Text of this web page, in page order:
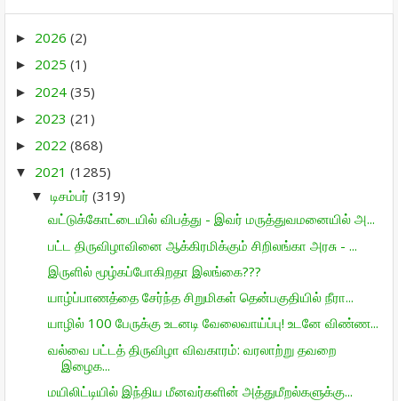
► 2026 (2)
► 2025 (1)
► 2024 (35)
► 2023 (21)
► 2022 (868)
▼ 2021 (1285)
▼ டிசம்பர் (319)
வட்டுக்கோட்டையில் விபத்து - இவர் மருத்துவமனையில் அ...
பட்ட திருவிழாவினை ஆக்கிரமிக்கும் சிறிலங்கா அரசு - ...
இருளில் மூழ்கப்போகிறதா இலங்கை???
யாழ்ப்பாணத்தை சேர்ந்த சிறுமிகள் தென்பகுதியில் நீரா...
யாழில் 100 பேருக்கு உடனடி வேலைவாய்ப்பு! உடனே விண்ண...
வல்வை பட்டத் திருவிழா விவகாரம்: வரலாற்று தவறை
இழைக...
மயிலிட்டியில் இந்திய மீனவர்களின் அத்துமீறல்களுக்கு...